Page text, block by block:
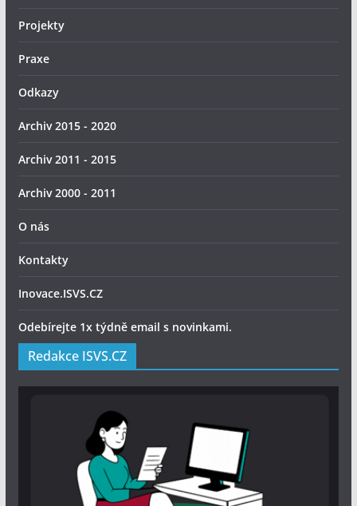
Projekty
Praxe
Odkazy
Archiv 2015 - 2020
Archiv 2011 - 2015
Archiv 2000 - 2011
O nás
Kontakty
Inovace.ISVS.CZ
Odebírejte 1x týdně email s novinkami.
Redakce ISVS.CZ